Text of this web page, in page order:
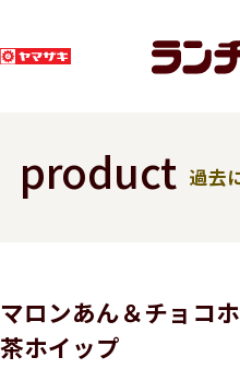
product 過去
マロンあん＆チョコ
茶ホイップ